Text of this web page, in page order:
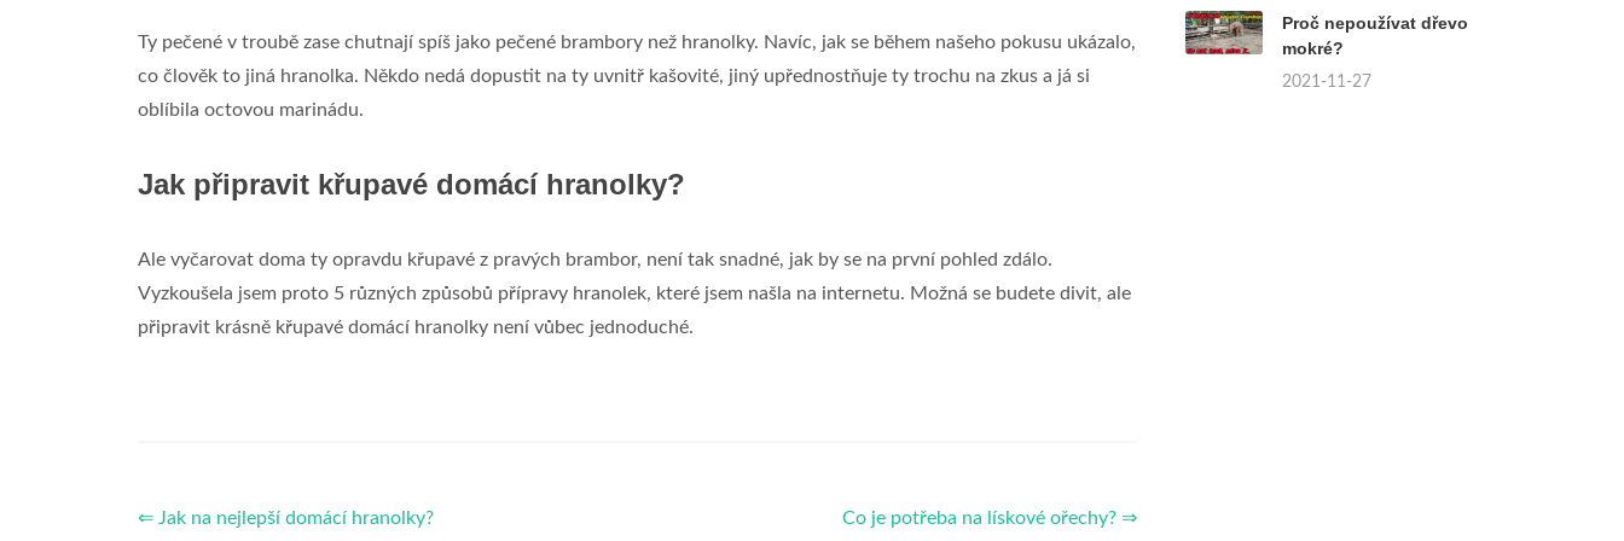
Ty pečené v troubě zase chutnají spíš jako pečené brambory než hranolky. Navíc, jak se během našeho pokusu ukázalo,
co člověk to jiná hranolka. Někdo nedá dopustit na ty uvnitř kašovité, jiný upřednostňuje ty trochu na zkus a já si
oblíbila octovou marinádu.
Jak připravit křupavé domácí hranolky?
Ale vyčarovat doma ty opravdu křupavé z pravých brambor, není tak snadné, jak by se na první pohled zdálo.
Vyzkoušela jsem proto 5 různých způsobů přípravy hranolek, které jsem našla na internetu. Možná se budete divit, ale
připravit krásně křupavé domácí hranolky není vůbec jednoduché.
⇐ Jak na nejlepší domácí hranolky? Co je potřeba na lískové ořechy? ⇒
Proč nepoužívat dřevo
mokré?
2021-11-27